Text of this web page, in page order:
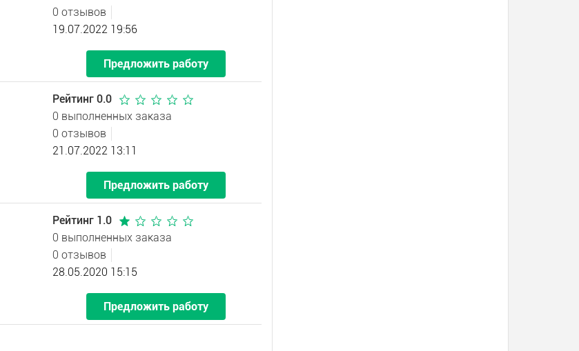
0 отзывов
19.07.2022 19:56
Предложить работу
Рейтинг 0.0
0 выполненных заказа
0 отзывов
21.07.2022 13:11
Предложить работу
Рейтинг 1.0
0 выполненных заказа
0 отзывов
28.05.2020 15:15
Предложить работу